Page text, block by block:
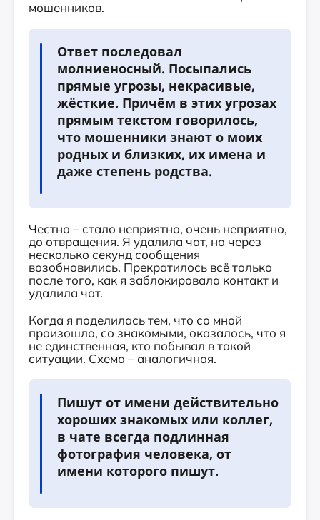
мошенников.
Ответ последовал
молниеносный. Посыпались
прямые угрозы, некрасивые,
жёсткие. Причём в этих угрозах
прямым текстом говорилось,
что мошенники знают о моих
родных и близких, их имена и
даже степень родства.
Честно – стало неприятно, очень неприятно,
до отвращения. Я удалила чат, но через
несколько секунд сообщения
возобновились. Прекратилось всё только
после того, как я заблокировала контакт и
удалила чат.
Когда я поделилась тем, что со мной
произошло, со знакомыми, оказалось, что я
не единственная, кто побывал в такой
ситуации. Схема – аналогичная.
Пишут от имени действительно
хороших знакомых или коллег,
в чате всегда подлинная
фотография человека, от
имени которого пишут.